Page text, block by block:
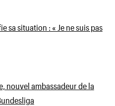
sa situation : « Je ne suis pas
nouvel ambassadeur de la